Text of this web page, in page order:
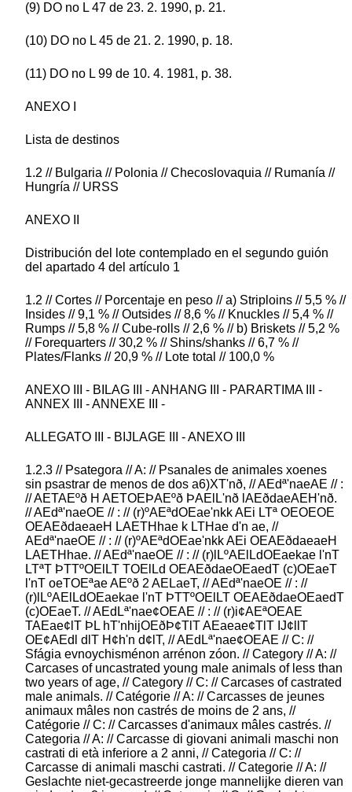
(9) DO no L 47 de 23. 2. 1990, p. 21.
(10) DO no L 45 de 21. 2. 1990, p. 18.
(11) DO no L 99 de 10. 4. 1981, p. 38.
ANEXO I
Lista de destinos
1.2 // Bulgaria // Polonia // Checoslovaquia // Rumanía //
Hungría // URSS
ANEXO II
Distribución del lote contemplado en el segundo guión
del apartado 4 del artículo 1
1.2 // Cortes // Porcentaje en peso // a) Striploins // 5,5 % //
Insides // 9,1 % // Outsides // 8,6 % // Knuckles // 5,4 % //
Rumps // 5,8 % // Cube-rolls // 2,6 % // b) Briskets // 5,2 %
// Forequarters // 30,2 % // Shins/shanks // 6,7 % //
Plates/Flanks // 20,9 % // Lote total // 100,0 %
ANEXO III - BILAG III - ANHANG III - PARARTIMA III -
ANNEX III - ANNEXE III -
ALLEGATO III - BIJLAGE III - ANEXO III
1.2.3 // Psategora // A: // Psanales de animales xoenes
sin psastrar de menos de dos a6)XT'nð, // AEdª'naeAE // :
// AETAEºð H AETOEÞAEºð ÞAElL'nð lAEðdaeAEH'nð.
// AEdª'naeOE // : // (r)ºAEªdOEae'nkk AEi LTª OEOEOE
OEAEðdaeaeH LAETHhae k LTHae d'n ae, //
AEdª'naeOE // : // (r)ºAEªdOEae'nkk AEi OEAEðdaeaeH
LAETHhae. // AEdª'naeOE // : // (r)lLºAElLdOEaekae l'nT
LTªT ÞTTºOElLT TOElLd OEAEðdaeOEaedT (c)OEaeT
l'nT oeTOEªae AEºð 2 AELaeT, // AEdª'naeOE // : //
(r)lLºAElLdOEaekae l'nT ÞTTºOElLT OEAEðdaeOEaedT
(c)OEaeT. // AEdLª'nae¢OEAE // : // (r)i¢AEªOEAE
TAEae¢lT ÞL hT'nhijOEðÞ¢TlT AEaeae¢TlT IJ¢llT
OE¢AEdl dlT H¢h'n d¢lT, // AEdLª'nae¢OEAE // C: //
Sfágia evnoychisménon arrénon zóon. // Category // A: //
Carcases of uncastrated young male animals of less than
two years of age, // Category // C: // Carcases of castrated
male animals. // Catégorie // A: // Carcasses de jeunes
animaux mâles non castrés de moins de 2 ans, //
Catégorie // C: // Carcasses d'animaux mâles castrés. //
Categoria // A: // Carcasse di giovani animali maschi non
castrati di età inferiore a 2 anni, // Categoria // C: //
Carcasse di animali maschi castrati. // Categorie // A: //
Geslachte niet-gecastreerde jonge mannelijke dieren van